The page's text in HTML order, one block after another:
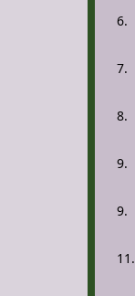
6.
7.
8.
9.
9.
11.